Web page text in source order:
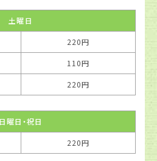
土曜日
220円
110円
220円
日曜日・祝日
220円